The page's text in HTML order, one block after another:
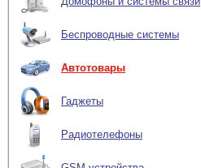
Беспроводные системы
Автотовары
Гаджеты
Радиотелефоны